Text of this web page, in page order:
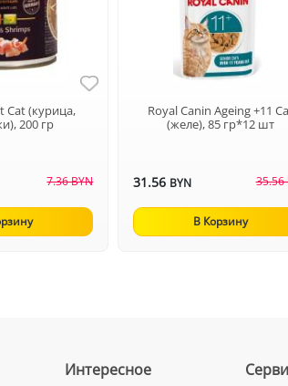
Cat (курица,
200 гр
7.36 BYN
Royal Canin Ageing +11
(желе), 85 гр*12 шт
31.56 BYN 35.56
В Корзину
Интересное